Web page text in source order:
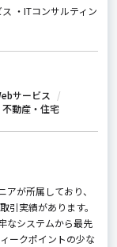
・ITコンサルティン
サービス
不動産・住宅
が所属しており、
引実績があります。
なシステムから最先
ークポイントの少な